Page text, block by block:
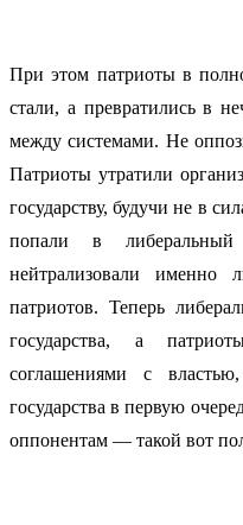
При этом патриоты в
стали, а превратились в
между системами. Не
Патриоты утратили
государству, будучи не в
попали в
нейтрализовали именно
патриотов. Теперь
государства, а
соглашениями с
государства в первую
оппонентам — такой вот